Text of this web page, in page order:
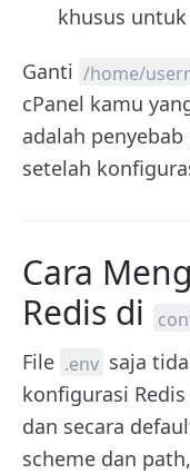
khusus untuk
Ganti /home/
cPanel kamu
adalah
setelah
Cara
Redis di
File .env saja
konfigurasi
dan secara
scheme dan